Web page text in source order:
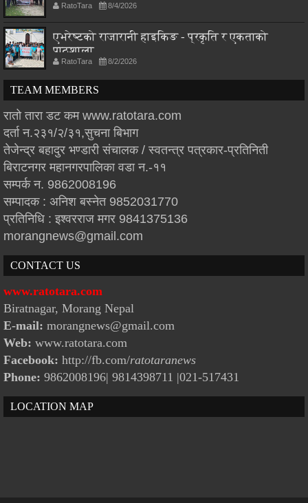
RatoTara 8/4/2026
एभरेष्टको राजारानी हाइकिङ - प्रकृति र एकताको
पाठशाला
RatoTara 8/2/2026
TEAM MEMBERS
रातो तारा डट कम www.ratotara.com
दर्ता न.२३१/२/३१,सुचना बिभाग
तेजेन्द्र बहादुर भण्डारी संचालक / स्वतन्त्र पत्रकार-प्रतिनिती
बिराटनगर महानगरपालिका वडा न.-११
सम्पर्क न. 9862008196
सम्पादक : अनिश बस्नेत 9852031770
प्रतिनिधि : इश्वरराज मगर 9841375136
morangnews@gmail.com
CONTACT US
www.ratotara.com
Biratnagar, Morang Nepal
E-mail: morangnews@gmail.com
Web: www.ratotara.com
Facebook: http://fb.com/ratotaranews
Phone: 9862008196| 9814398711 |021-517431
LOCATION MAP